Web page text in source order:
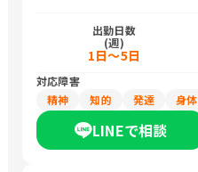
出勤日数
(週)
1日～5日
対応障害
精神
知的 発達 身体
LINEで相談